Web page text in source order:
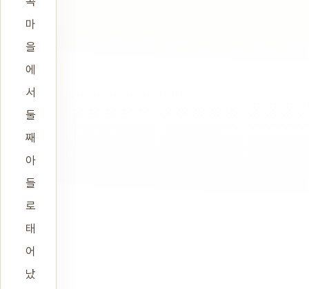
마
을
에
서
둘
째
아
들
로
태
어
났